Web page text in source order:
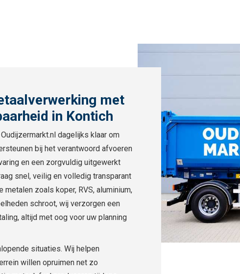
met
in Kontich
dagelijks klaar om
bij het verantwoord afvoeren
en een zorgvuldig uitgewerkt
snel, veilig en volledig transparant
zoals koper, RVS, aluminium,
schroot, wij verzorgen een
altijd met oog voor uw planning
situaties. Wij helpen
willen opruimen net zo